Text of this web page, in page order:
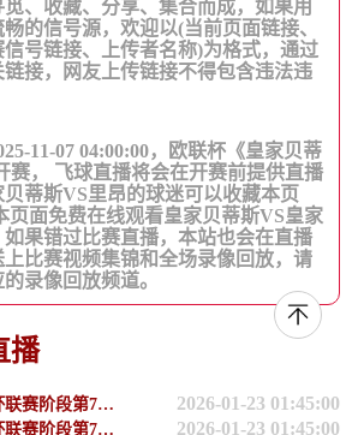
、收藏、分享、集合而成，如果用
的信号源，欢迎以(当前页面链接、
号链接、上传者名称)为格式，通过
接，网友上传链接不得包含违法违
11-07 04:00:00，欧联杯《皇家贝蒂
赛， 飞球直播将会在开赛前提供直播
蒂斯VS里昂的球迷可以收藏本页
页面免费在线观看皇家贝蒂斯VS皇家
如果错过比赛直播，本站也会在直播
比赛视频集锦和全场录像回放，请
录像回放频道。
播
01月23日 01:45 欧联杯联赛阶段第7轮 弗赖堡vs特拉维夫马卡比 2026-01-23 01:45:00
01月23日 01:45 欧联杯联赛阶段第7轮 博洛尼亚vs凯尔特人 2026-01-23 01:45:00